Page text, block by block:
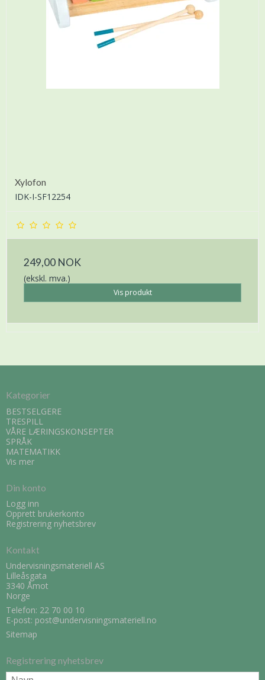
Xylofon
IDK-I-SF12254
249,00 NOK
(ekskl. mva.)
Vis produkt
Kategorier
BESTSELGERE
TRESPILL
VÅRE LÆRINGSKONSEPTER
SPRÅK
MATEMATIKK
Vis mer
Din konto
Logg inn
Opprett brukerkonto
Registrering nyhetsbrev
Kontakt
Undervisningsmateriell AS
Lilleåsgata
3340 Åmot
Norge
Telefon: 22 70 00 10
E-post: post@undervisningsmateriell.no
Sitemap
Registrering nyhetsbrev